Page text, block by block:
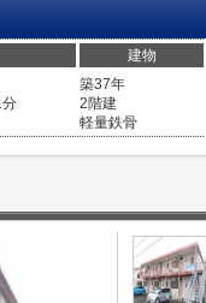
建物
分
築37年
2階建
軽量鉄骨